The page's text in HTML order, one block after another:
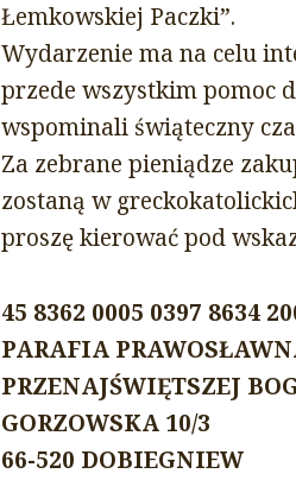
Łemkowskiej Paczki”.
Wydarzenie ma na celu
przede wszystkim pomoc
wspominali świąteczny
Za zebrane pieniądze
zostaną w
proszę kierować pod
45 8362 0005 0397 8634
PARAFIA
PRZENAJŚWIĘTSZEJ
GORZOWSKA 10/3
66-520 DOBIEGNIEW